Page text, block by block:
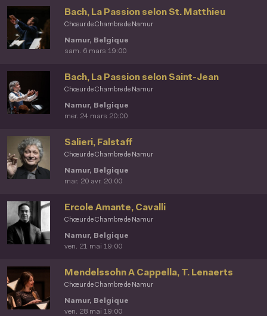
Chœur de Chambre de Namur
Bach, La Passion selon St. Matthieu
Namur, Belgique
sam. 6 mars 19:00
Chœur de Chambre de Namur
Bach, La Passion selon Saint-Jean
Namur, Belgique
mer. 24 mars 20:00
Chœur de Chambre de Namur
Salieri, Falstaff
Namur, Belgique
mar. 20 avr. 20:00
Chœur de Chambre de Namur
Ercole Amante, Cavalli
Namur, Belgique
ven. 21 mai 19:00
Chœur de Chambre de Namur
Mendelssohn A Cappella, T. Lenaerts
Namur, Belgique
ven. 28 mai 19:00